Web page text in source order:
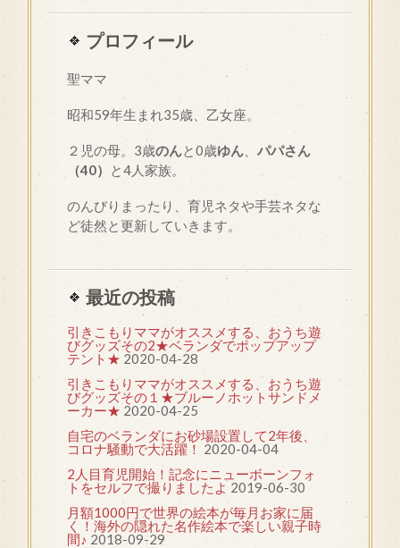
プロフィール
聖ママ
昭和59年生まれ35歳、乙女座。
２児の母。3歳のんと0歳ゆん
パパさん
（40）
と4人家族。
のんびりまったり、育児ネタや手芸ネタな
ど徒然と更新していきます。
最近の投稿
引きこもりママがオススメする、おうち遊
びグッズその2★ベランダでポップアップ
テント★ 2020-04-28
引きこもりママがオススメする、おうち遊
びグッズその１★ブルーノホットサンドメ
ーカー★ 2020-04-25
自宅のベランダにお砂場設置して2年後、
コロナ騒動で大活躍！ 2020-04-04
2人目育児開始！記念にニューボーンフォ
トをセルフで撮りましたよ 2019-06-30
月額1000円で世界の絵本が毎月お家に届
く！海外の隠れた名作絵本で楽しい親子時
間♪ 2018-09-29